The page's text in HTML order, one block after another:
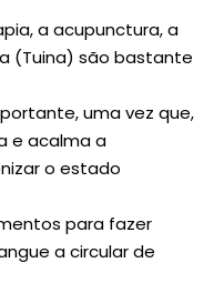
a acupunctura, a
(Tuina) são bastante
uma vez que,
e acalma a
o estado
para fazer
a circular de